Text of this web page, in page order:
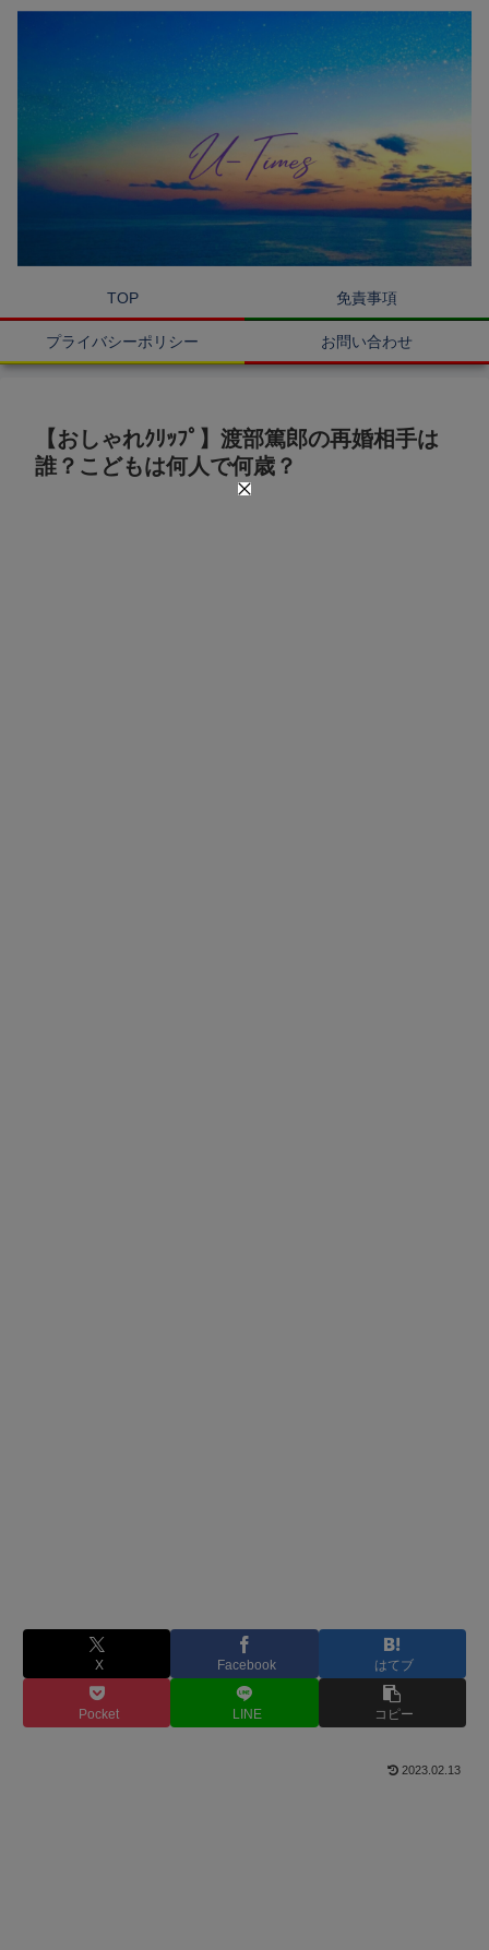
TOP 免責事項
プライバシーポリシー お問い合わせ
【おしゃれｸﾘｯﾌﾟ】渡部篤郎の再婚相手は
誰？こどもは何人で何歳？
X Facebook はてブ
Pocket LINE コピー
2023.02.13